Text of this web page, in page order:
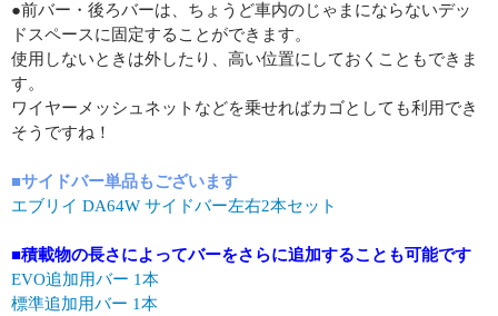
●前バー・後ろバーは、ちょうど車内のじゃまにならないデッ
ドスペースに固定することができます。
使用しないときは外したり、高い位置にしておくこともできま
す。
ワイヤーメッシュネットなどを乗せればカゴとしても利用でき
そうですね！
■サイドバー単品もございます
エブリイ DA64W サイドバー左右2本セット
■積載物の長さによってバーをさらに追加することも可能です
EVO追加用バー 1本
標準追加用バー 1本